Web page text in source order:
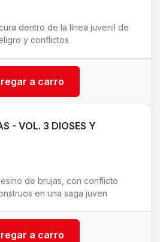
dentro de la línea juvenil de
y conflictos
a carro
- VOL. 3 DIOSES Y
de brujas, con conflicto
en una saga juven
a carro